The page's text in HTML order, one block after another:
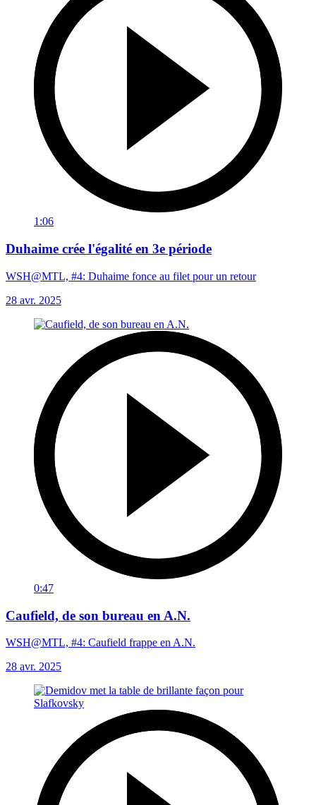
1:06
Duhaime crée l'égalité en 3e période
WSH@MTL, #4: Duhaime fonce au filet pour un retour
28 avr. 2025
0:47
Caufield, de son bureau en A.N.
WSH@MTL, #4: Caufield frappe en A.N.
28 avr. 2025